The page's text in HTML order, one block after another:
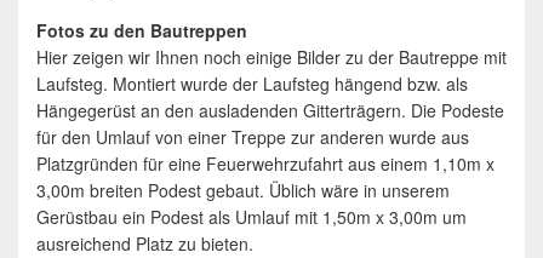
Fotos zu den Bautreppen
Hier zeigen wir Ihnen noch einige Bilder zu der Bautreppe mit
Laufsteg. Montiert wurde der Laufsteg hängend bzw. als
Hängegerüst an den ausladenden Gitterträgern. Die Podeste
für den Umlauf von einer Treppe zur anderen wurde aus
Platzgründen für eine Feuerwehrzufahrt aus einem 1,10m x
3,00m breiten Podest gebaut. Üblich wäre in unserem
Gerüstbau ein Podest als Umlauf mit 1,50m x 3,00m um
ausreichend Platz zu bieten.